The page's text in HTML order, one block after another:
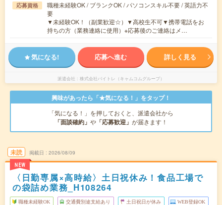
応募資格
職種未経験OK / ブランクOK / パソコンスキル不要 / 英語力不
要
▼未経験OK！（副業歓迎☆）▼高校生不可▼携帯電話をお
持ちの方（業務連絡に使用）※応募後のご連絡はメ…
気になる! 応募へ進む 詳しく見る
派遣会社 株式会社バイトレ（キャムコムグループ）
興味があったら「★気になる！」をタップ！
「気になる！」を押しておくと、派遣会社から
「面談確約」 や 「応募歓迎」 が届きます！
未読
NEW
掲載日 2026/08/09
〈日勤専属×高時給〉土日祝休み！食品工場で
の袋詰め業務_H108264
職種未経験OK 交通費別途支給あり 土日祝日が休み WEB登録OK